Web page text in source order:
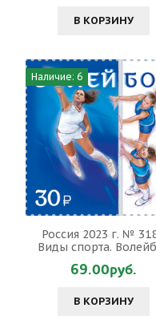
В КОРЗИНУ
Наличие: 6
Россия 2023 г. №
Виды спорта.
69.00руб.
В КОРЗИНУ